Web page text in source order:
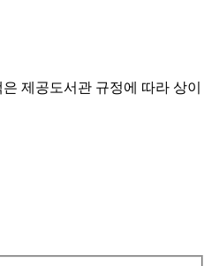
제공도서관 규정에 따라 상이